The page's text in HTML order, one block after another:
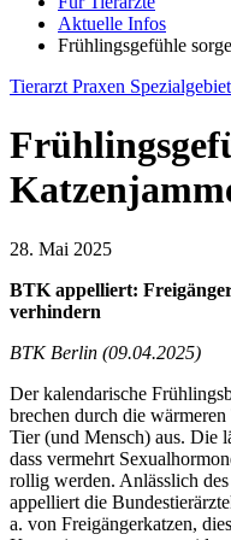
Aktuelle Infos
Frühlingsgefühle
Tierarzt Praxen
28. Mai 2025
BTK appelliert:
verhindern
BTK Berlin (09.04.2025)
Der kalendarische
brechen durch die
Tier (und Mensch) aus. Die
dass vermehrt
rollig werden. Anlässlich
appelliert die
a. von Freigängerkatzen,